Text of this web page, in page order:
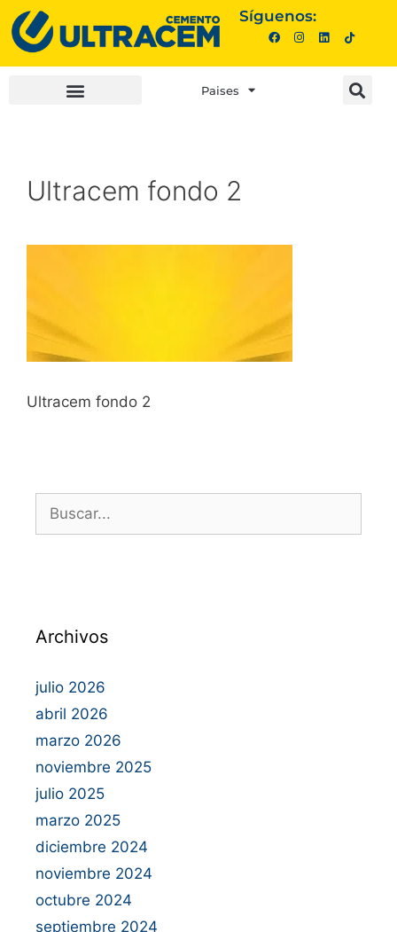
Síguenos:
Paises
Ultracem fondo 2
Ultracem fondo 2
Archivos
julio 2026
abril 2026
marzo 2026
noviembre 2025
julio 2025
marzo 2025
diciembre 2024
noviembre 2024
octubre 2024
septiembre 2024